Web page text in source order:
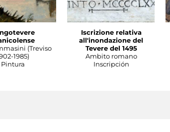
(Treviso
1985)
Pintura
Iscrizione relativa
all'inondazione del
Tevere del 1495
Ambito romano
Inscripción